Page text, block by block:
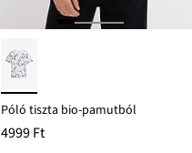
Póló tiszta bio-pamutból
4999 Ft